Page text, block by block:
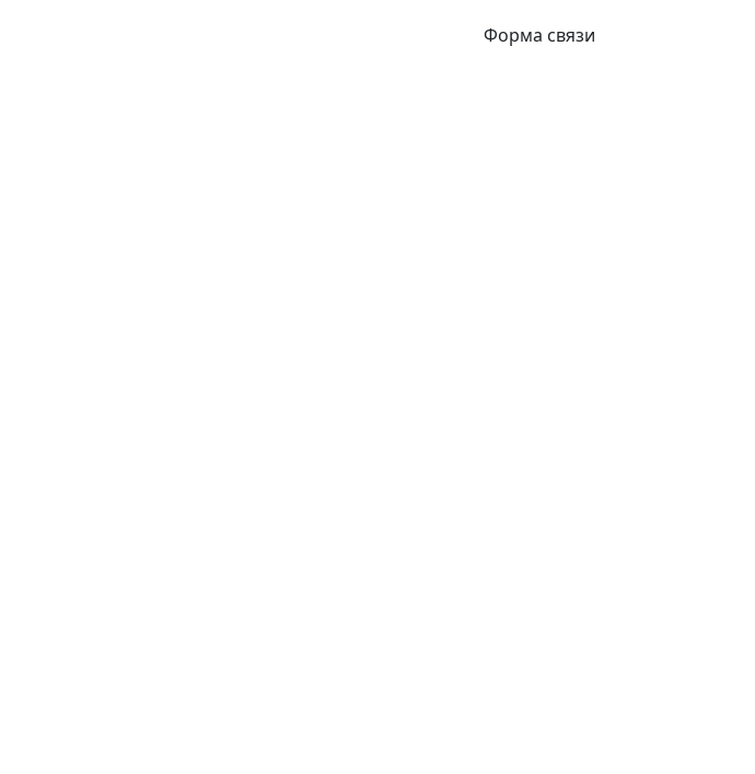
Форма связи